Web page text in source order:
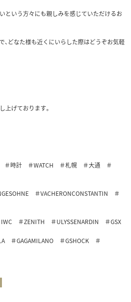
という方々にも親しみを感じていただけるお
、どなた様も近くにいらした際はどうぞお気軽
上げております。
＃時計 ＃WATCH ＃札幌 ＃大通 ＃
＃VACHERONCONSTANTIN ＃
＃ZENITH ＃ULYSSENARDIN ＃GSX
＃GAGAMILANO ＃GSHOCK ＃